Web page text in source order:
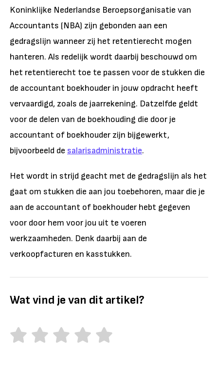
Koninklijke Nederlandse Beroepsorganisatie van
Accountants (NBA) zijn gebonden aan een
gedragslijn wanneer zij het retentierecht mogen
hanteren. Als redelijk wordt daarbij beschouwd om
het retentierecht toe te passen voor de stukken die
de accountant boekhouder in jouw opdracht heeft
vervaardigd, zoals de jaarrekening. Datzelfde geldt
voor de delen van de boekhouding die door je
accountant of boekhouder zijn bijgewerkt,
bijvoorbeeld de salarisadministratie.
Het wordt in strijd geacht met de gedragslijn als het
gaat om stukken die aan jou toebehoren, maar die je
aan de accountant of boekhouder hebt gegeven
voor door hem voor jou uit te voeren
werkzaamheden. Denk daarbij aan de
verkoopfacturen en kasstukken.
Wat vind je van dit artikel?